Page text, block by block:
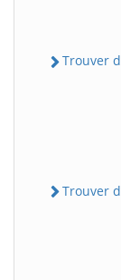
Trouver
Trouver